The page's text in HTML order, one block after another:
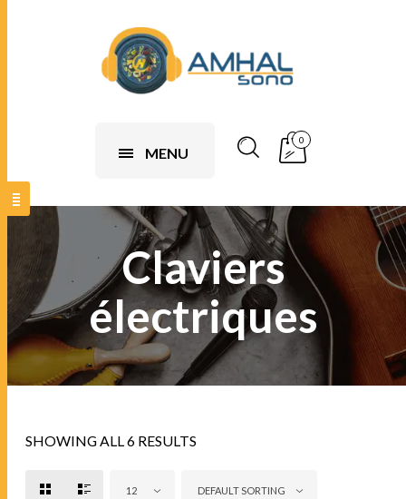
MENU
0
Claviers
électriques
SHOWING ALL 6 RESULTS
12 DEFAULT SORTING